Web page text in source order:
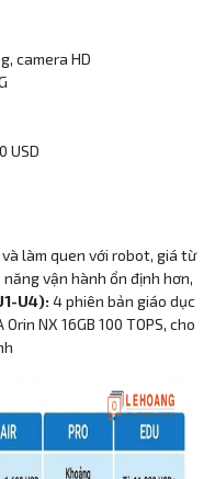
camera HD
USD
làm quen với robot, giá từ
vận hành ổn định hơn,
U4): 4 phiên bản giáo dục
NX 16GB 100 TOPS, cho